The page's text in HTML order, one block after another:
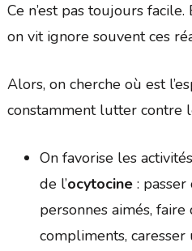
Ce n’est pas toujours
on vit ignore souvent ces
Alors, on cherche où est
constamment lutter contre
On favorise les
de l’ocytocine: passer
personnes aimés,
compliments,